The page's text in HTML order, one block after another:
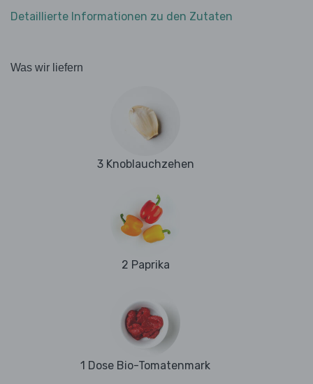
Detaillierte Informationen zu den Zutaten
Was wir liefern
3 Knoblauchzehen
2 Paprika
1 Dose Bio-Tomatenmark